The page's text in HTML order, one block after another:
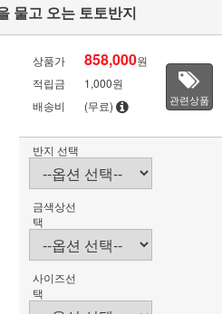
물고 오는 토토반지
상품가 858,000원
적립금
1,000원
배송비
(무료) 관련상품
반지 선택
금색상선
택
사이즈선
택